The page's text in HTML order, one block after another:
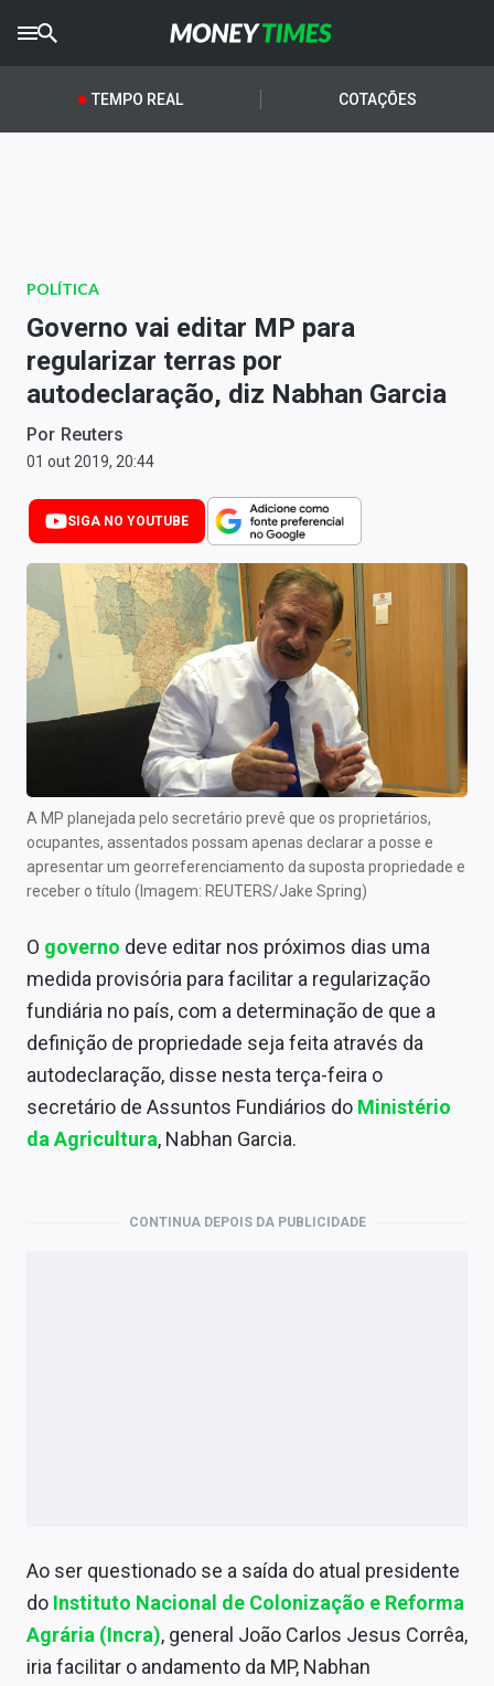
CRYPTOTIMES
AGROTIMES
Newsletters
Money Trader
Anuncie
Últimas Notícias
Newsletters
Cotações
Comprar ou vender?
Carteiras Recomendadas
Central de Dividendos
Central de Fundos Imobiliários
Central dos IPOs
Renda Fixa
Finanças Pessoais
Mercados
Empresas
Política
Expediente
Contato
TEMPO REAL COTAÇÕES
POLÍTICA
Governo vai editar MP para
regularizar terras por
autodeclaração, diz Nabhan Garcia
Por Reuters
01 out 2019, 20:44
SIGA NO YOUTUBE
A MP planejada pelo secretário prevê que os proprietários,
ocupantes, assentados possam apenas declarar a posse e
apresentar um georreferenciamento da suposta propriedade e
receber o título (Imagem: REUTERS/Jake Spring)
O governo deve editar nos próximos dias uma
medida provisória para facilitar a regularização
fundiária no país, com a determinação de que a
definição de propriedade seja feita através da
autodeclaração, disse nesta terça-feira o
secretário de Assuntos Fundiários do Ministério
da Agricultura, Nabhan Garcia.
CONTINUA DEPOIS DA PUBLICIDADE
Ao ser questionado se a saída do atual presidente
do Instituto Nacional de Colonização e Reforma
Agrária (Incra), general João Carlos Jesus Corrêa,
iria facilitar o andamento da MP, Nabhan